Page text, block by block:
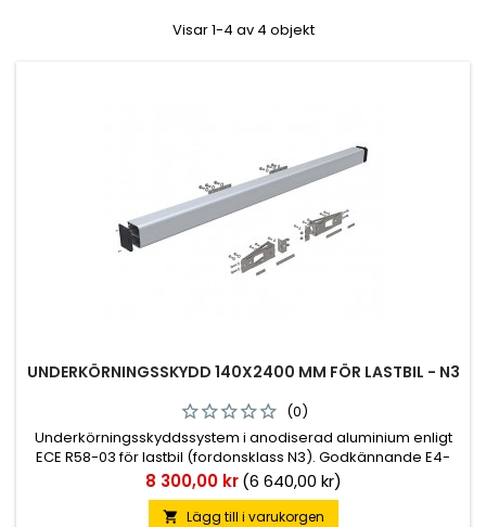
Visar 1-4 av 4 objekt
UNDERKÖRNINGSSKYDD 140X2400 MM FÖR LASTBIL - N3
(0)
Underkörningsskyddssystem i anodiserad aluminium enligt
ECE R58-03 för lastbil (fordonsklass N3). Godkännande E4-
58R03/02*0912*00. Paketet inkluderar ett komplett system
med balk och fästen, bredd: 120 mm, höjd: 140 mm, längd:
2400 mm. Enkel montering.
Pris
8 300,00 kr (6 640,00 kr)
 Lägg till i varukorgen